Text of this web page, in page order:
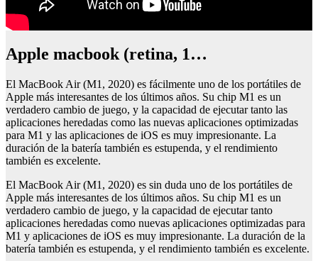
Apple macbook (retina, 1…
El MacBook Air (M1, 2020) es fácilmente uno de los portátiles de
Apple más interesantes de los últimos años. Su chip M1 es un
verdadero cambio de juego, y la capacidad de ejecutar tanto las
aplicaciones heredadas como las nuevas aplicaciones optimizadas
para M1 y las aplicaciones de iOS es muy impresionante. La
duración de la batería también es estupenda, y el rendimiento
también es excelente.
El MacBook Air (M1, 2020) es sin duda uno de los portátiles de
Apple más interesantes de los últimos años. Su chip M1 es un
verdadero cambio de juego, y la capacidad de ejecutar tanto
aplicaciones heredadas como nuevas aplicaciones optimizadas para
M1 y aplicaciones de iOS es muy impresionante. La duración de la
batería también es estupenda, y el rendimiento también es excelente.